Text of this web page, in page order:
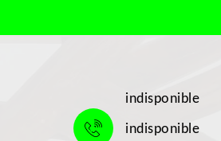
indisponible
indisponible